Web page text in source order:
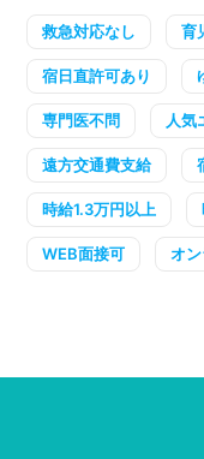
救急対応なし 育
宿日直許可あり
専門医不問 人気
遠方交通費支給
時給1.3万円以上
WEB面接可 オ